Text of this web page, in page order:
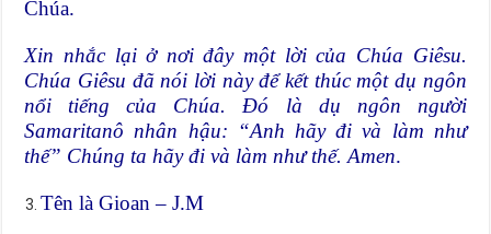
Chúa.
Xin nhắc lại ở nơi đây một lời của Chúa Giêsu.
Chúa Giêsu đã nói lời này để kết thúc một dụ ngôn
nổi tiếng của Chúa. Đó là dụ ngôn người
Samaritanô nhân hậu: “Anh hãy đi và làm như
thế” Chúng ta hãy đi và làm như thế. Amen.
Tên là Gioan – J.M